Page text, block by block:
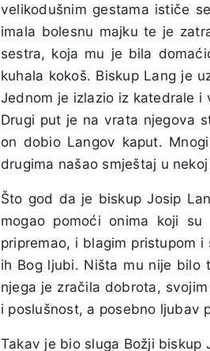
velikodušnim gestama ističe
imala bolesnu majku te je
sestra, koja mu je bila
kuhala kokoš. Biskup Lang je
Jednom je izlazio iz katedrale i
Drugi put je na vrata njegova
on dobio Langov kaput.
drugima našao smještaj u
Što god da je biskup Josip
mogao pomoći onima koji
pripremao, i blagim pristupom
ih Bog ljubi. Ništa mu nije bilo
njega je zračila dobrota,
i poslušnost, a posebno ljubav
Takav je bio sluga Božji biskup